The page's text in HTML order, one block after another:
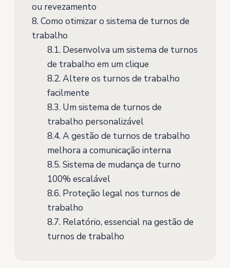
ou revezamento
8.Como otimizar o sistema de turnos de
trabalho
8.1.Desenvolva um sistema de turnos
de trabalho em um clique
8.2.Altere os turnos de trabalho
facilmente
8.3.Um sistema de turnos de
trabalho personalizável
8.4.A gestão de turnos de trabalho
melhora a comunicação interna
8.5.Sistema de mudança de turno
100% escalável
8.6.Proteção legal nos turnos de
trabalho
8.7.Relatório, essencial na gestão de
turnos de trabalho